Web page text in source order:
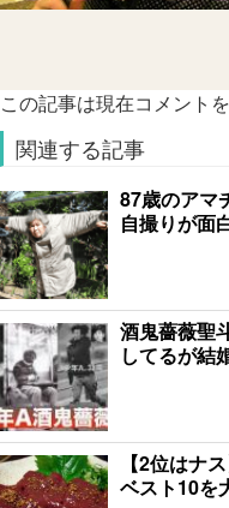
この記事は現在コメント
関連する記事
87歳のアマ
自撮りが面
酒鬼薔薇聖
してるが結
【2位はナ
ベスト10を